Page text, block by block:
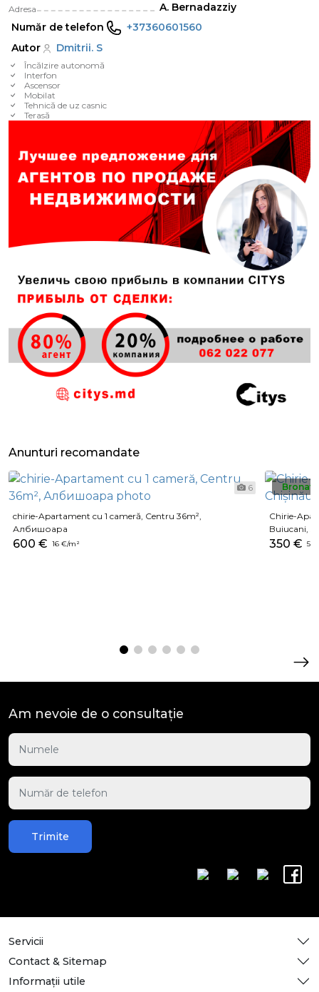
Adresa
A. Bernadazziy
Număr de telefon
+37360601560
Autor
Dmitrii. S
Încălzire autonomă
Interfon
Ascensor
Mobilat
Tehnică de uz casnic
Terasă
Anunturi recomandate
6
chirie-Apartament cu 1 cameră, Centru 36m²,
Албишоара
600 € 16 €/m²
Bronat
Chirie-
Buiucani,
350 € 5
Am nevoie de o consultație
Trimite
Servicii
Contact & Sitemap
Informații utile